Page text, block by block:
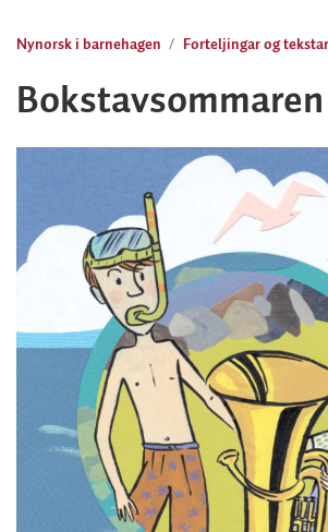
Nynorsk i barnehagen Forteljingar og tekstar
Bokstavsommaren